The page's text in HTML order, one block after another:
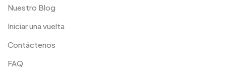
Nuestro Blog
Iniciar una vuelta
Contáctenos
FAQ